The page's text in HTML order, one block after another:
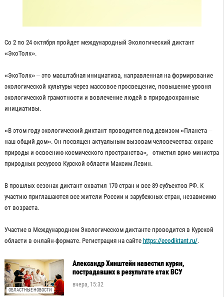
Со 2 по 24 октября пройдет международный Экологический диктант
«ЭкоТолк».
«ЭкоТолк» – это масштабная инициатива, направленная на формирование
экологической культуры через массовое просвещение, повышение уровня
экологической грамотности и вовлечение людей в природоохранные
инициативы.
«В этом году экологический диктант проводится под девизом «Планета –
наш общий дом». Он посвящен актуальным вызовам человечества: охране
природы и освоению космического пространства», - отметил врио министра
природных ресурсов Курской области Максим Левин.
В прошлых сезонах диктант охватил 170 стран и все 89 субъектов РФ. К
участию приглашаются все жители России и зарубежных стран, независимо
от возраста.
Участие в Международном Экологическом диктанте проводится в Курской
области в онлайн-формате. Регистрация на сайте https://ecodiktant.ru/.
ОБЛАСТНЫЕ НОВОСТИ
Александр Хинштейн навестил курян,
пострадавших в результате атак ВСУ
вчера, 15:32